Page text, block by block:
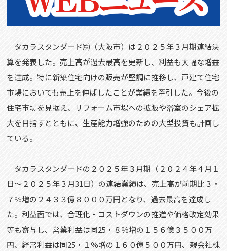
タカラスタンダード㈱（大阪市）は２０２５年３月期連結決
算を発表した。売上高が過去最高を更新し、利益も大幅な増益
を達成。特に新築住宅向けの販売が堅調に推移し、戸建て住宅
市場においても売上を伸ばしたことが業績を牽引した。今後の
住宅市場を見据え、リフォーム市場への拡販や浴室のシェア拡
大を目指すとともに、生産能力増強のための大型投資も計画し
ている。
タカラスタンダードの２０２５年３月期（２０２４年４月１
日～２０２５年３月31日）の連結業績は、売上高が前期比３・
７％増の２４３３億８０００万円となり、過去最高を達成し
た。利益面では、合理化・コストダウンの推進や価格改定効果
等も寄与し、営業利益は同25・８％増の１５６億３５００万
円、経常利益は同25・１％増の１６０億５００万円、親会社株